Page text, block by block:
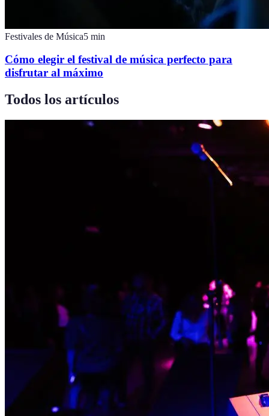
Festivales de Música5 min
Cómo elegir el festival de música perfecto para
disfrutar al máximo
Todos los artículos